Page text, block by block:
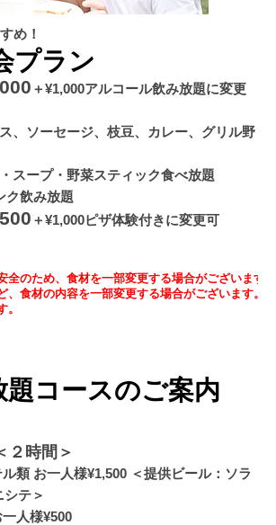
め！
プラン
＋¥1,000アルコール飲み放題に変更
、ソーセージ、枝豆、カレー、グリル野
スープ・野菜スティック食べ放題
ク飲み放題
＋¥1,000ピザ体験付きに変更可
全のため、食材を一部変更する場合がございます。
食材の内容を一部変更する場合がございます。
題コースのご案内
２時間＞
類 お一人様¥1,500 ＜提供ビール：ソラ
テ＞
人様¥500